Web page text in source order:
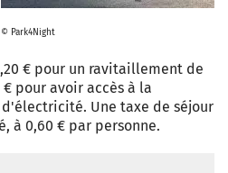
© Park4Night
€ pour un ravitaillement de
pour avoir accès à la
Une taxe de séjour
à 0,60 € par personne.